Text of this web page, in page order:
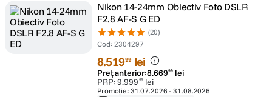
Nikon 14-24mm Obiectiv Foto DSLR
F2.8 AF-S G ED
(20)
Cod: 2304297
8.51999 lei
Preț anterior:8.66999 lei
PRP:9.999 99 lei
Promoție: 31.07.2026 -31.08.2026